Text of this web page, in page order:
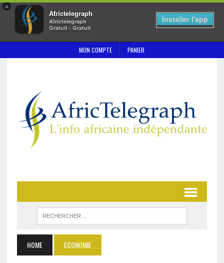
×
Africtelegraph
Africtelegraph
Gratuit - Gratuit
Installer l'app
MON COMPTE PANIER
HOME ECONOMIE